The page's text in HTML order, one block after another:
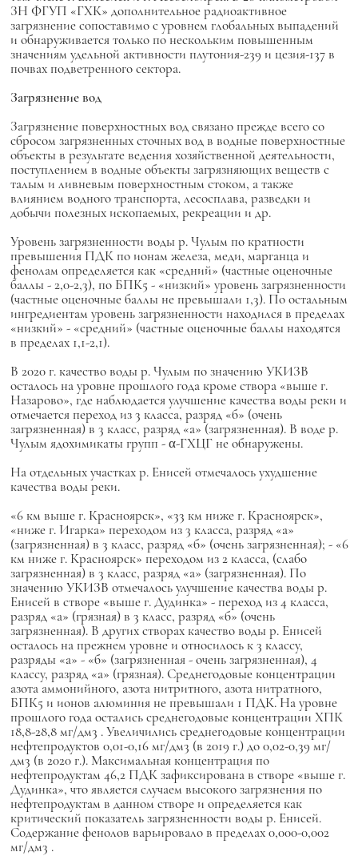
ЗН ФГУП «ГХК» дополнительное радиоактивное
загрязнение сопоставимо с уровнем глобальных выпадений
и обнаруживается только по нескольким повышенным
значениям удельной активности плутония-239 и цезия-137 в
почвах подветренного сектора.
Загрязнение вод
Загрязнение поверхностных вод связано прежде всего со
сбросом загрязненных сточных вод в водные поверхностные
объекты в результате ведения хозяйственной деятельности,
поступлением в водные объекты загрязняющих веществ с
талым и ливневым поверхностным стоком, а также
влиянием водного транспорта, лесосплава, разведки и
добычи полезных ископаемых, рекреации и др.
Уровень загрязненности воды р. Чулым по кратности
превышения ПДК по ионам железа, меди, марганца и
фенолам определяется как «средний» (частные оценочные
баллы - 2,0-2,3), по БПК5 - «низкий» уровень загрязненности
(частные оценочные баллы не превышали 1,3). По остальным
ингредиентам уровень загрязненности находился в пределах
«низкий» - «средний» (частные оценочные баллы находятся
в пределах 1,1-2,1).
В 2020 г. качество воды р. Чулым по значению УКИЗВ
осталось на уровне прошлого года кроме створа «выше г.
Назарово», где наблюдается улучшение качества воды реки и
отмечается переход из 3 класса, разряд «б» (очень
загрязненная) в 3 класс, разряд «а» (загрязненная). В воде р.
Чулым ядохимикаты групп - α-ГХЦГ не обнаружены.
На отдельных участках р. Енисей отмечалось ухудшение
качества воды реки.
«6 км выше г. Красноярск», «33 км ниже г. Красноярск»,
«ниже г. Игарка» переходом из 3 класса, разряд «а»
(загрязненная) в 3 класс, разряд «б» (очень загрязненная); - «6
км ниже г. Красноярск» переходом из 2 класса, (слабо
загрязненная) в 3 класс, разряд «а» (загрязненная). По
значению УКИЗВ отмечалось улучшение качества воды р.
Енисей в створе «выше г. Дудинка» - переход из 4 класса,
разряд «а» (грязная) в 3 класс, разряд «б» (очень
загрязненная). В других створах качество воды р. Енисей
осталось на прежнем уровне и относилось к 3 классу,
разряды «а» - «б» (загрязненная - очень загрязненная), 4
классу, разряд «а» (грязная). Среднегодовые концентрации
азота аммонийного, азота нитритного, азота нитратного,
БПК5 и ионов алюминия не превышали 1 ПДК. На уровне
прошлого года остались среднегодовые концентрации ХПК
18,8-28,8 мг/дм3 . Увеличились среднегодовые концентрации
нефтепродуктов 0,01-0,16 мг/дм3 (в 2019 г.) до 0,02-0,39 мг/
дм3 (в 2020 г.). Максимальная концентрация по
нефтепродуктам 46,2 ПДК зафиксирована в створе «выше г.
Дудинка», что является случаем высокого загрязнения по
нефтепродуктам в данном створе и определяется как
критический показатель загрязненности воды р. Енисей.
Содержание фенолов варьировало в пределах 0,000-0,002
мг/дм3 .